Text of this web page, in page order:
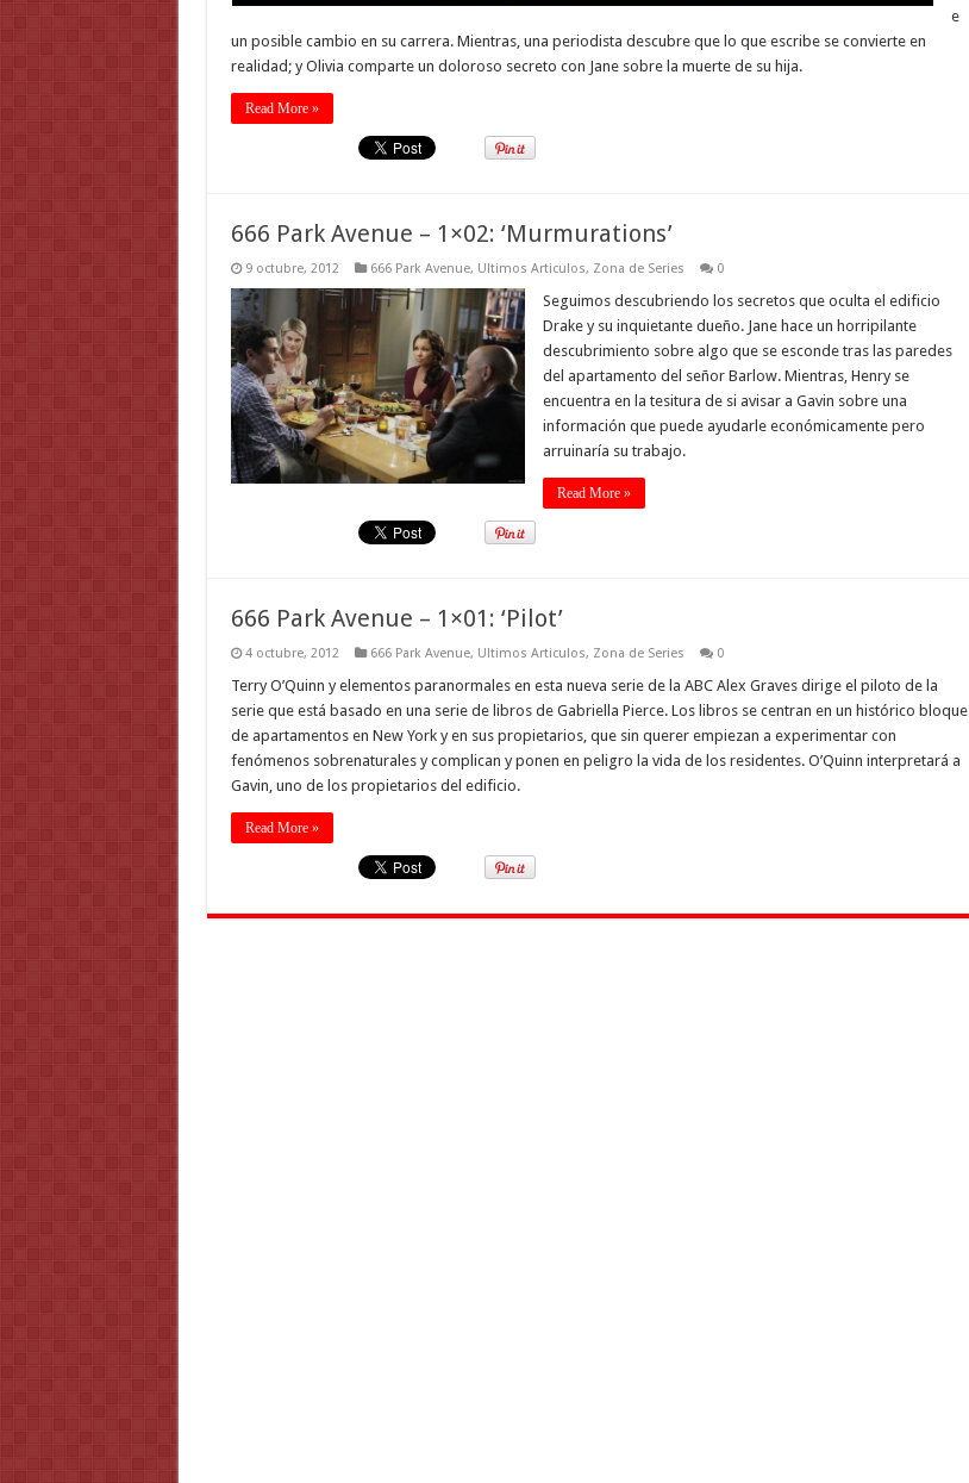
e
un posible cambio en su carrera. Mientras, una periodista descubre que lo que escribe se convierte en
realidad; y Olivia comparte un doloroso secreto con Jane sobre la muerte de su hija.
Read More »
666 Park Avenue – 1×02: ‘Murmurations’
9 octubre, 2012 666 Park Avenue, Ultimos Articulos, Zona de Series 0
Seguimos descubriendo los secretos que oculta el edificio
Drake y su inquietante dueño. Jane hace un horripilante
descubrimiento sobre algo que se esconde tras las paredes
del apartamento del señor Barlow. Mientras, Henry se
encuentra en la tesitura de si avisar a Gavin sobre una
información que puede ayudarle económicamente pero
arruinaría su trabajo.
Read More »
666 Park Avenue – 1×01: ‘Pilot’
4 octubre, 2012 666 Park Avenue, Ultimos Articulos, Zona de Series 0
Terry O’Quinn y elementos paranormales en esta nueva serie de la ABC Alex Graves dirige el piloto de la
serie que está basado en una serie de libros de Gabriella Pierce. Los libros se centran en un histórico bloque
de apartamentos en New York y en sus propietarios, que sin querer empiezan a experimentar con
fenómenos sobrenaturales y complican y ponen en peligro la vida de los residentes. O’Quinn interpretará a
Gavin, uno de los propietarios del edificio.
Read More »